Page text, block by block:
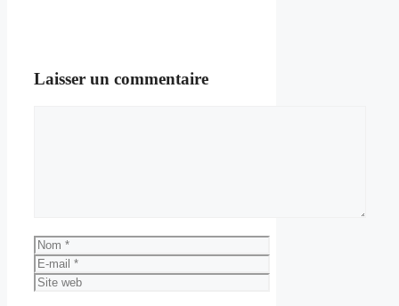
Laisser un commentaire
Nom
E-
mail
Site
web